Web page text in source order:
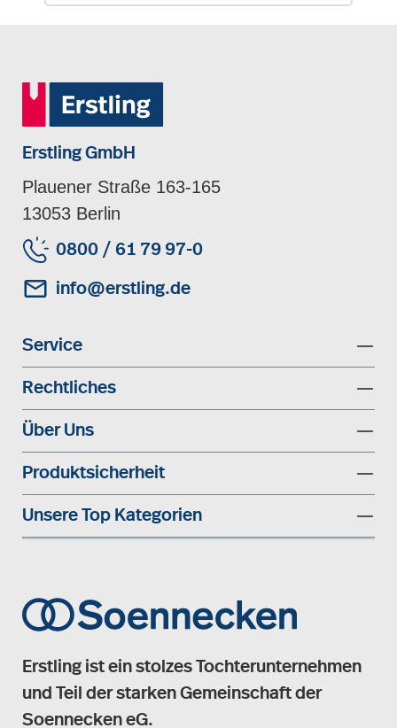
Erstling GmbH
Plauener Straße 163-165
13053 Berlin
0800 / 61 79 97-0
info@erstling.de
Service
Rechtliches
Über Uns
Produktsicherheit
Unsere Top Kategorien
Erstling ist ein stolzes Tochterunternehmen
und Teil der starken Gemeinschaft der
Soennecken eG.